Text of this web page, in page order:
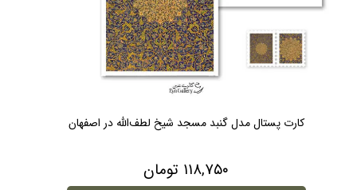
کارت پستال مدل گنبد مسجد شیخ لطف‌الله در اصفهان
۱۱۸,۷۵۰ تومان